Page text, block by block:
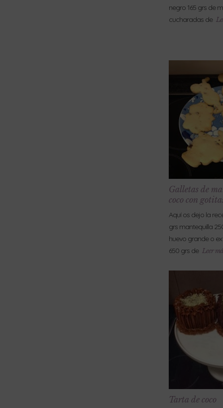
negro 165 grs de
cucharadas de
Galletas de
coco con
Aquí os dejo la
grs mantequilla
huevo grande o
650 grs de Leer
Tarta de coco